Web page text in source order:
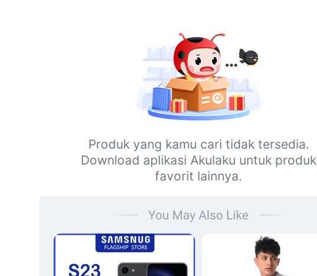
Produk yang kamu cari tidak tersedia.
Download aplikasi Akulaku untuk produk
favorit lainnya.